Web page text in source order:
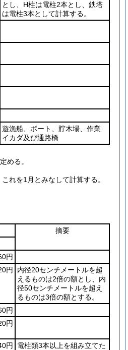
とし、H柱は電柱2本とし、鉄塔
は電柱3本として計算する。
遊漁船、ボート、貯木場、作業
イカダ及び通路橋
める。
れを1月とみなして計算する。
摘要
円
円
内径20センチメートルを超
えるものは2倍の額とし、内
径50センチメートルを超え
るものは3倍の額とする。
円
円
円 電柱類3本以上を組み立てた